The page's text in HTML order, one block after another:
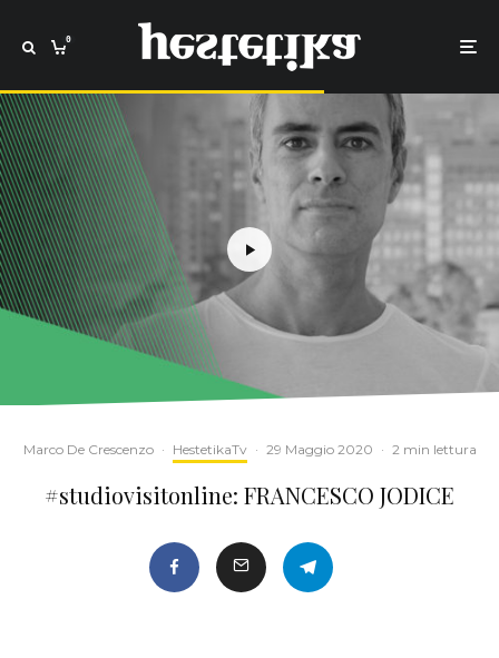
0
Marco De Crescenzo · HestetikaTv · 29 Maggio 2020 · 2 min lettura
#studiovisitonline: FRANCESCO JODICE